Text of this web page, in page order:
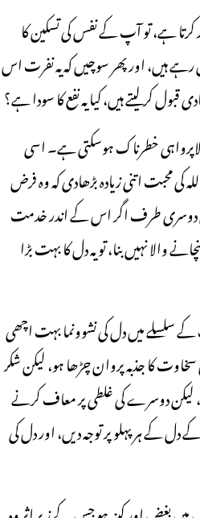
ہے، تو آپ کے نفس کی تسکین کا
ہیں، اور پھر سوچیں کہ یہ نفرت اس
ہیں، کیا یہ نفع کا سودا ہے؟
خطرناک ہوسکتی ہے۔ اسی
محبت اتنی زیادہ بڑھادی کہ وہ فرض
دوسری طرف اگر اس کے اندر خدمت
والا نہیں بنا، تو یہ دل کا بہت بڑا
کے سلسلے میں دل کی نشوونما بہت اچھی
کا جذبہ پروان چڑھا ہو، لیکن شکر
ہو، لیکن دوسرے کی غلطی پر معاف کرنے
کے ہر پہلو پر توجہ دیں، اور دل کی